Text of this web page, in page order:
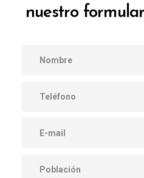
nuestro